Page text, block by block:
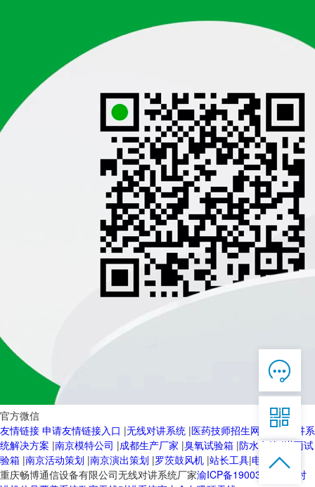
官方微信
友情链接 申请友情链接入口 |无线对讲系统 |医药技师招生网
无线对讲系
统解决方案 |南京模特公司 |成都生产厂家 |臭氧试验箱 |防水套管|淋雨试
验箱 |南京活动策划 |南京演出策划 |罗茨鼓风机 |站长工具|电动球阀
重庆畅博通信设备有限公司无线对讲系统厂家渝ICP备19003103号-2
对



服务热线
恭候聆听，023-86382199手机直接点击
拨打

